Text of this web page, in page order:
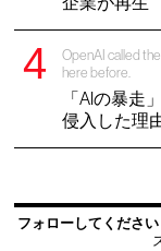
OpenAI called
here before.
「AIの暴走
侵入した理
フォローしてください